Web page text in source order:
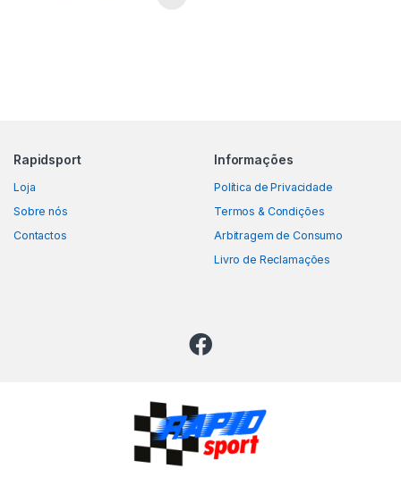
Rapidsport
Loja
Sobre nós
Contactos
Informações
Política de Privacidade
Termos & Condições
Arbitragem de Consumo
Livro de Reclamações